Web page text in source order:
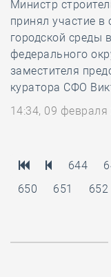
Министр
принял участие
городской среды
федерального
заместителя
куратора СФО
14:34, 09 февраля
644
650
651 652